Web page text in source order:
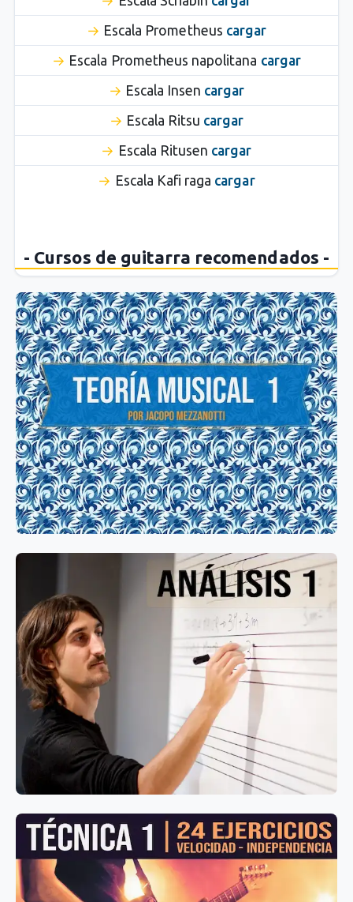
Escala Prometheus cargar
Escala Prometheus napolitana cargar
Escala Insen cargar
Escala Ritsu cargar
Escala Ritusen cargar
Escala Kafi raga cargar
- Cursos de guitarra recomendados -